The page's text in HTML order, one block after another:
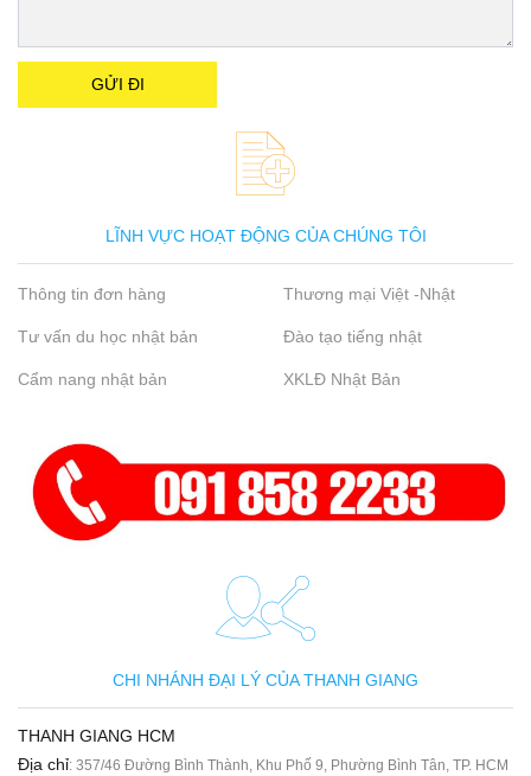
LĨNH VỰC HOẠT ĐỘNG CỦA CHÚNG TÔI
Thông tin đơn hàng Thương mại Việt -Nhật
Tư vấn du học nhật bản Đào tạo tiếng nhật
Cẩm nang nhật bản XKLĐ Nhật Bản
CHI NHÁNH ĐẠI LÝ CỦA THANH GIANG
THANH GIANG HCM
Địa chỉ: 357/46 Đường Bình Thành, Khu Phố 9, Phường Bình Tân, TP. HCM